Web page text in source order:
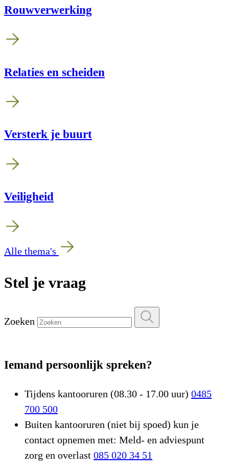
Rouwverwerking
Relaties en scheiden
Versterk je buurt
Veiligheid
Alle thema's
Stel je vraag
Zoeken
Iemand persoonlijk spreken?
Tijdens kantooruren (08.30 - 17.00 uur) 0485
700 500
Buiten kantooruren (niet bij spoed) kun je
contact opnemen met: Meld- en adviespunt
zorg en overlast 085 020 34 51